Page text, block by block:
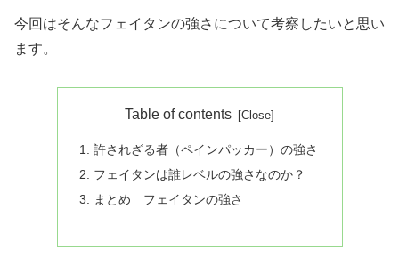
今回はそんなフェイタンの強さについて考察したいと思い
ます。
Table of contents
許されざる者（ペインパッカー）の強さ
フェイタンは誰レベルの強さなのか？
まとめ フェイタンの強さ